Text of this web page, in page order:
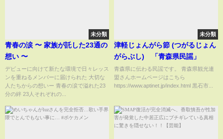
未分類
青春の涙 〜 家族が託した23通の
想い 〜
デビューに向けて新たな環境で日々レッス
ンを重ねるメンバーに届けられた 大切な
人たちからの想いー 青春の涙で溢れた23
分の絆 23人それぞれの...
未分類
津軽じょんがら節 (つがるじょん
がらぶし) 「青森県民謡」
青森県に伝わる民謡です。 青森県観光連
盟さんホームページはこちら
https://www.aptinet.jp/index.html 黒石市...